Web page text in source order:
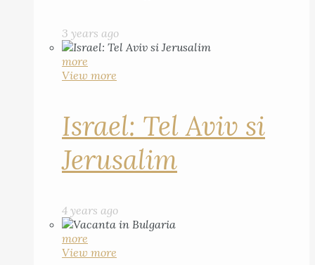
3 years ago
more
View more
Israel: Tel Aviv si
Jerusalim
4 years ago
more
View more